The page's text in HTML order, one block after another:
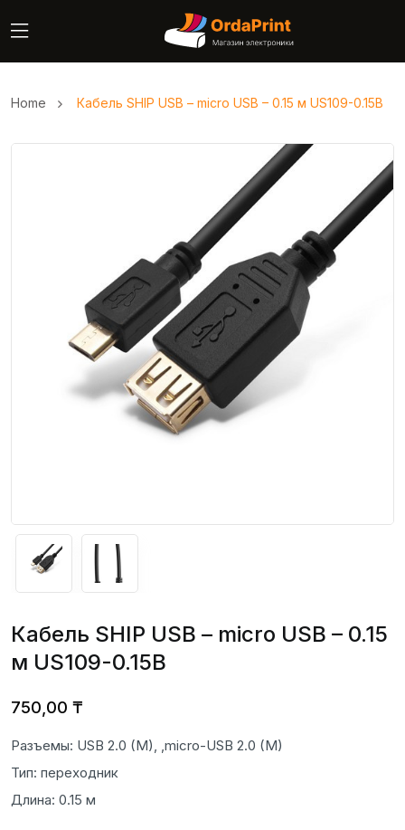
Home Кабель SHIP USB – micro USB – 0.15 м US109-0.15B
Кабель SHIP USB – micro USB – 0.15
м US109-0.15B
750,00 ₸
Разъемы: USB 2.0 (M), ,micro-USB 2.0 (M)
Тип: переходник
Длина: 0.15 м